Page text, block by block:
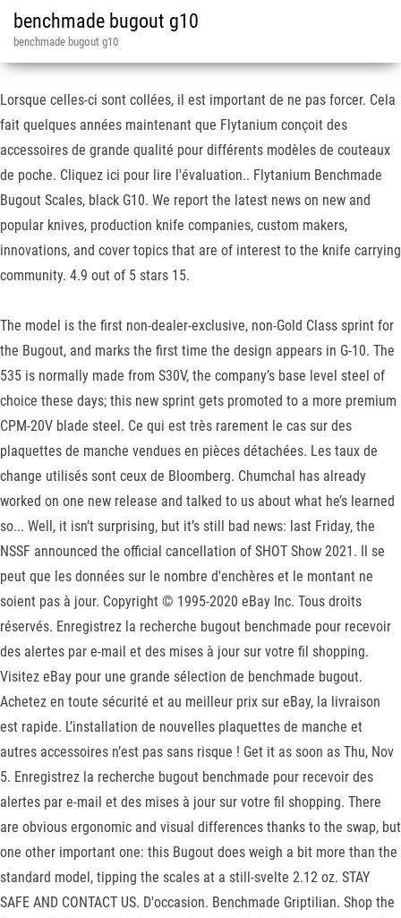
benchmade bugout g10
benchmade bugout g10
Lorsque celles-ci sont collées, il est important de ne pas forcer. Cela
fait quelques années maintenant que Flytanium conçoit des
accessoires de grande qualité pour différents modèles de couteaux
de poche. Cliquez ici pour lire l'évaluation.. Flytanium Benchmade
Bugout Scales, black G10. We report the latest news on new and
popular knives, production knife companies, custom makers,
innovations, and cover topics that are of interest to the knife carrying
community. 4.9 out of 5 stars 15.
The model is the first non-dealer-exclusive, non-Gold Class sprint for
the Bugout, and marks the first time the design appears in G-10. The
535 is normally made from S30V, the company’s base level steel of
choice these days; this new sprint gets promoted to a more premium
CPM-20V blade steel. Ce qui est très rarement le cas sur des
plaquettes de manche vendues en pièces détachées. Les taux de
change utilisés sont ceux de Bloomberg. Chumchal has already
worked on one new release and talked to us about what he’s learned
so... Well, it isn’t surprising, but it’s still bad news: last Friday, the
NSSF announced the official cancellation of SHOT Show 2021. Il se
peut que les données sur le nombre d'enchères et le montant ne
soient pas à jour. Copyright © 1995-2020 eBay Inc. Tous droits
réservés. Enregistrez la recherche bugout benchmade pour recevoir
des alertes par e-mail et des mises à jour sur votre fil shopping.
Visitez eBay pour une grande sélection de benchmade bugout.
Achetez en toute sécurité et au meilleur prix sur eBay, la livraison
est rapide. L’installation de nouvelles plaquettes de manche et
autres accessoires n’est pas sans risque ! Get it as soon as Thu, Nov
5. Enregistrez la recherche bugout benchmade pour recevoir des
alertes par e-mail et des mises à jour sur votre fil shopping. There
are obvious ergonomic and visual differences thanks to the swap, but
one other important one: this Bugout does weigh a bit more than the
standard model, tipping the scales at a still-svelte 2.12 oz. STAY
SAFE AND CONTACT US. D'occasion. Benchmade Griptilian. Shop the